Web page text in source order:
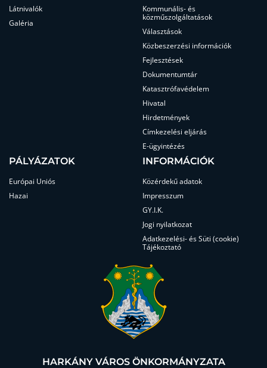
Látnivalók
Galéria
Kommunális- és
közműszolgáltatások
Választások
Közbeszerzési információk
Fejlesztések
Dokumentumtár
Katasztrófavédelem
Hivatal
Hirdetmények
Címkezelési eljárás
E-ügyintézés
PÁLYÁZATOK
Európai Uniós
Hazai
INFORMÁCIÓK
Közérdekű adatok
Impresszum
GY.I.K.
Jogi nyilatkozat
Adatkezelési- és Süti (cookie)
Tájékoztató
HARKÁNY VÁROS ÖNKORMÁNYZATA